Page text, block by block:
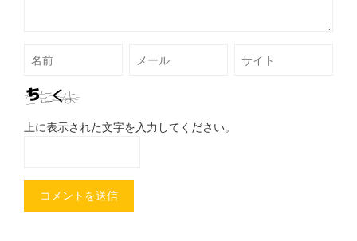
上に表示された文字を入力してください。